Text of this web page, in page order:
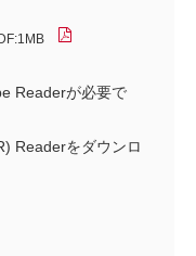
Readerが必要で
Readerをダウンロ